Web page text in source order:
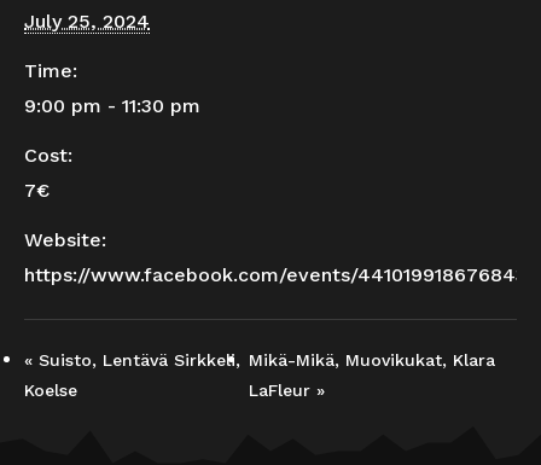
July 25, 2024
Time:
9:00 pm - 11:30 pm
Cost:
7€
Website:
https://www.facebook.com/events/441019918676843
« Suisto, Lentävä Sirkkeli,
Koelse
Mikä-Mikä, Muovikukat, Klara
LaFleur »